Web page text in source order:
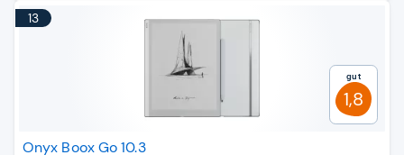
13
Gut
1,8
Onyx Boox Go 10.3